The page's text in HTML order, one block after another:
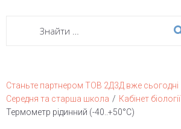
Станьте партнером ТОВ 2Д3Д вже сьогодні
Середня та старша школа / Кабінет біології
Термометр рідинний (-40..+50°С)